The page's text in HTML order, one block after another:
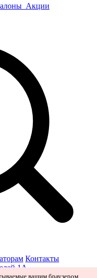
Акции
Контакты
1А
вашим браузером.